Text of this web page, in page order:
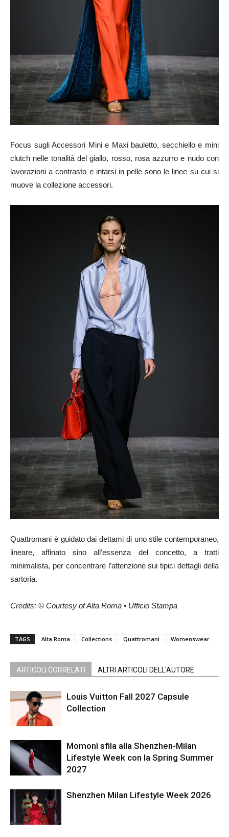
Focus sugli Accessori Mini e Maxi bauletto, secchiello e mini
clutch nelle tonalità del giallo, rosso, rosa azzurro e nudo con
lavorazioni a contrasto e intarsi in pelle sono le linee su cui si
muove la collezione accessori.
Quattromani è guidato dai dettami di uno stile contemporaneo,
lineare, affinato sino all’essenza del concetto, a tratti
minimalista, per concentrare l’attenzione sui tipici dettagli della
sartoria.
Credits: © Courtesy of Alta Roma • Ufficio Stampa
TAGS Alta Roma Collections Quattromani Womenswear
ARTICOLI CORRELATI ALTRI ARTICOLI DELL'AUTORE
Louis Vuitton Fall 2027 Capsule
Collection
Momonì sfila alla Shenzhen-Milan
Lifestyle Week con la Spring Summer
2027
Shenzhen Milan Lifestyle Week 2026